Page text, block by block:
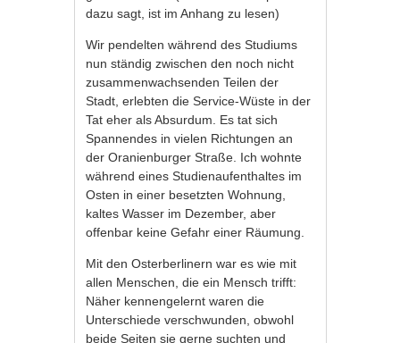
dazu sagt, ist im Anhang zu lesen)
Wir pendelten während des Studiums
nun ständig zwischen den noch nicht
zusammenwachsenden Teilen der
Stadt, erlebten die Service-Wüste in der
Tat eher als Absurdum. Es tat sich
Spannendes in vielen Richtungen an
der Oranienburger Straße. Ich wohnte
während eines Studienaufenthaltes im
Osten in einer besetzten Wohnung,
kaltes Wasser im Dezember, aber
offenbar keine Gefahr einer Räumung.
Mit den Osterberlinern war es wie mit
allen Menschen, die ein Mensch trifft:
Näher kennengelernt waren die
Unterschiede verschwunden, obwohl
beide Seiten sie gerne suchten und